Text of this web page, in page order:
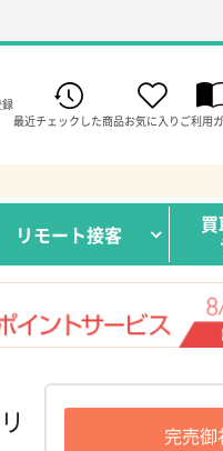
最近チェックした商品お気に入り ご利用
リモート接客
完売御